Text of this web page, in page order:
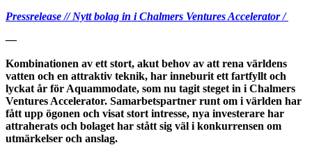
Pressrelease // Nytt bolag in i Chalmers Ventures Accelerator /
—
Kombinationen av ett stort, akut behov av att rena världens
vatten och en attraktiv teknik, har inneburit ett fartfyllt och
lyckat år för Aquammodate, som nu tagit steget in i Chalmers
Ventures Accelerator. Samarbetspartner runt om i världen har
fått upp ögonen och visat stort intresse, nya investerare har
attraherats och bolaget har stått sig väl i konkurrensen om
utmärkelser och anslag.